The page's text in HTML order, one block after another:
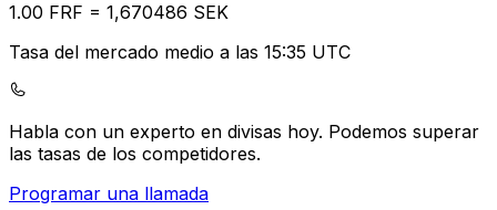
1.00 FRF = 1,670486 SEK
Tasa del mercado medio a las 15:35 UTC
Habla con un experto en divisas hoy. Podemos superar
las tasas de los competidores.
Programar una llamada